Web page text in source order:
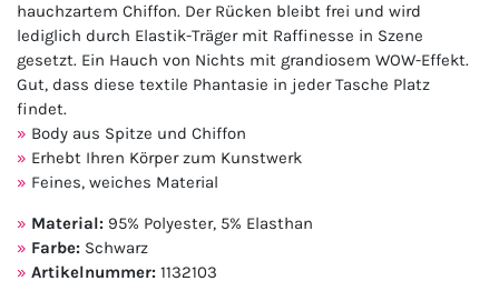
hauchzartem Chiffon. Der Rücken bleibt frei und wird
lediglich durch Elastik-Träger mit Raffinesse in Szene
gesetzt. Ein Hauch von Nichts mit grandiosem WOW-Effekt.
Gut, dass diese textile Phantasie in jeder Tasche Platz
findet.
Body aus Spitze und Chiffon
Erhebt Ihren Körper zum Kunstwerk
Feines, weiches Material
Material: 95% Polyester, 5% Elasthan
Farbe: Schwarz
Artikelnummer: 1132103